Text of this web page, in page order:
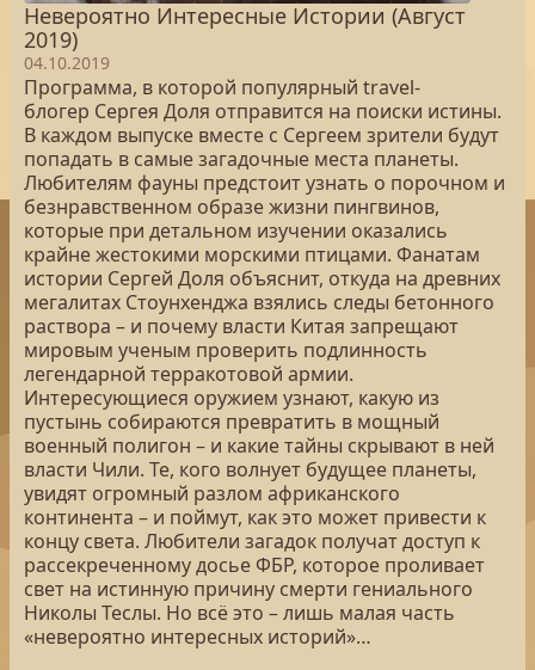
Невероятно Интересные Истории (Август
2019)
04.10.2019
Программа, в которой популярный travel-
блогер Сергея Доля отправится на поиски истины.
В каждом выпуске вместе с Сергеем зрители будут
попадать в самые загадочные места планеты.
Любителям фауны предстоит узнать о порочном и
безнравственном образе жизни пингвинов,
которые при детальном изучении оказались
крайне жестокими морскими птицами. Фанатам
истории Сергей Доля объяснит, откуда на древних
мегалитах Стоунхенджа взялись следы бетонного
раствора – и почему власти Китая запрещают
мировым ученым проверить подлинность
легендарной терракотовой армии.
Интересующиеся оружием узнают, какую из
пустынь собираются превратить в мощный
военный полигон – и какие тайны скрывают в ней
власти Чили. Те, кого волнует будущее планеты,
увидят огромный разлом африканского
континента – и поймут, как это может привести к
концу света. Любители загадок получат доступ к
рассекреченному досье ФБР, которое проливает
свет на истинную причину смерти гениального
Николы Теслы. Но всё это – лишь малая часть
«невероятно интересных историй»…